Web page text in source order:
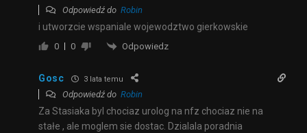
Odpowiedź do Robin
i utworzcie wspaniale wojewodztwo gierkowskie
0 0 Odpowiedz
Gosc 3 lata temu
Odpowiedź do Robin
Za Stasiaka byl chociaz urolog na nfz chociaz nie na
stałe , ale moglem sie dostac. Dzialala poradnia